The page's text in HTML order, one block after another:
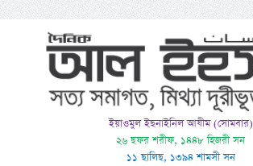
ইয়াওমুল ইছনাইনিল আযীম (সোমবার)
২৬ ছফর শরীফ, ১৪৪৮ হিজরী সন
১১ ছালিছ, ১৩৯৪ শামসী সন